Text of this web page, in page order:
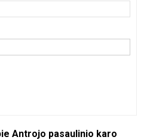
Antrojo pasaulinio karo